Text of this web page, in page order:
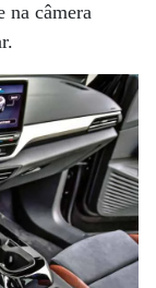
na câmera